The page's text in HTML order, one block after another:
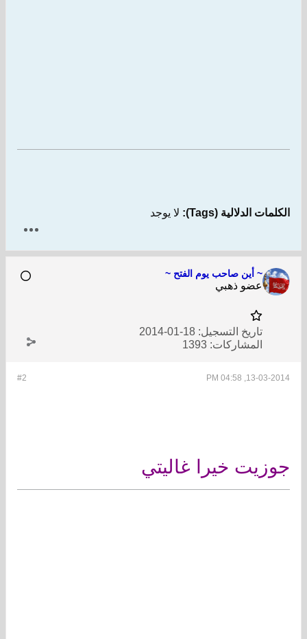
الكلمات الدلالية (Tags): لا يوجد
~ أين صاحب يوم الفتح ~
عضو ذهبي
تاريخ التسجيل: 18-01-2014
المشاركات: 1393
#2 13-03-2014, 04:58 PM
جوزيت خيرا غاليتي